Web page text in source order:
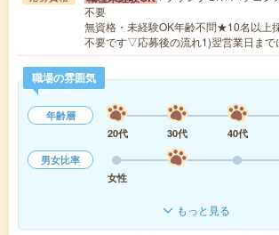
不要
無資格・未経験OK年齢不問★10名以上
不要です▽応募後の流れ1)翌営業日ま
職場の雰囲気
年齢層
20代
30代 40代
男女比率
女性
もっと見る